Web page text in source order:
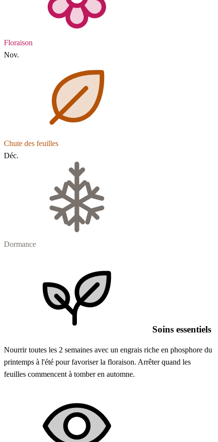
Floraison
Nov.
Chute des feuilles
Déc.
Dormance
Soins essentiels
Nourrir toutes les 2 semaines avec un engrais riche en phosphore du
printemps à l'été pour favoriser la floraison. Arrêter quand les
feuilles commencent à tomber en automne.